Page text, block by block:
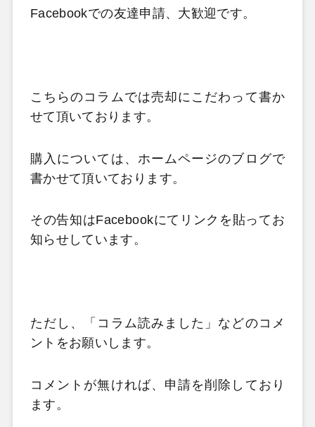
Facebookでの友達申請、大歓迎です。
こちらのコラムでは売却にこだわって書か
せて頂いております。
購入については、ホームページのブログで
書かせて頂いております。
その告知はFacebookにてリンクを貼ってお
知らせしています。
ただし、「コラム読みました」などのコメ
ントをお願いします。
コメントが無ければ、申請を削除しており
ます。